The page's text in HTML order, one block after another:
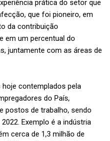
prática do setor que
que foi pioneiro, em
da contribuição
em um percentual do
juntamente com as áreas de
contemplados pela
do País,
postos de trabalho, sendo
Exemplo é a indústria
cerca de 1,3 milhão de